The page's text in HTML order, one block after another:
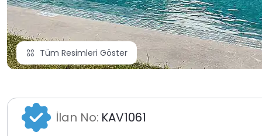
Tüm Resimleri Göster
İlan No: KAV1061